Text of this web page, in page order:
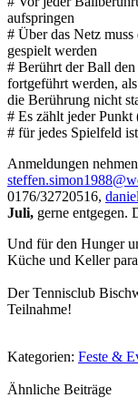
aufspringen
# Über das Netz
gespielt werden
# Berührt der Ball
fortgeführt werden,
die Berührung nicht
# Es zählt jeder
# für jedes Spielfeld
Anmeldungen
0176/32720516,
Juli, gerne entgegen.
Und für den Hunger
Küche und Keller
Der Tennisclub
Teilnahme!
Kategorien: Feste &
Ähnliche Beiträge